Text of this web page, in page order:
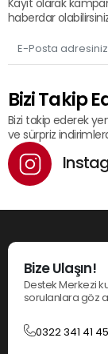
Kayıt olarak
haberdar
Bizi Takip
Bizi takip ederek
ve sürpriz
Bize Ulaşın!
Destek Merkezi
sorulanlara göz
0322 341 41 45